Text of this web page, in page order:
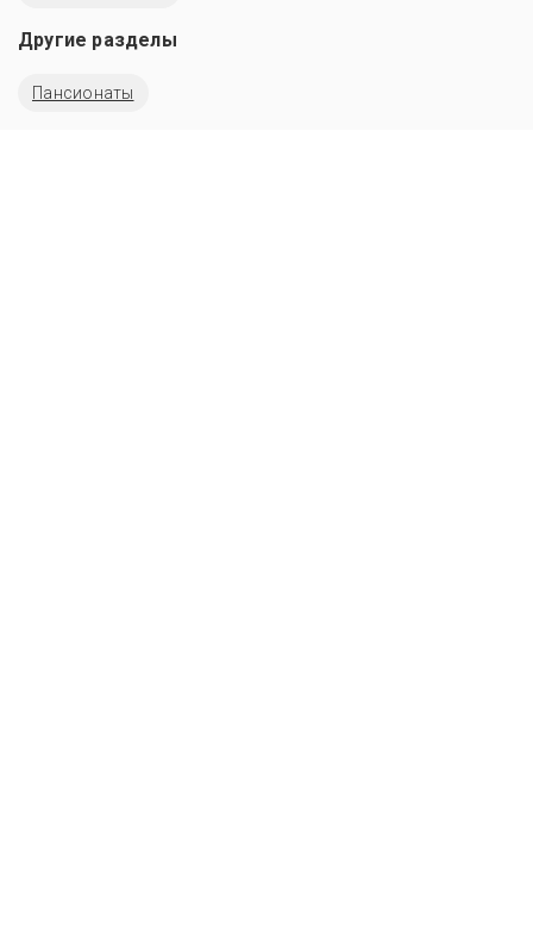
Другие разделы
Пансионаты